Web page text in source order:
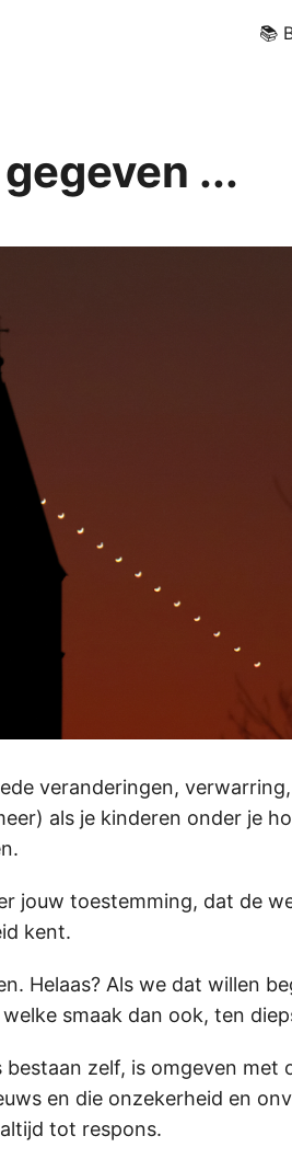
📚
...
veranderingen,
als je kinderen onder je
jouw toestemming, dat de
kent.
Helaas? Als we dat willen
smaak dan ook, ten
zelf, is omgeven met
en die onzekerheid en
tot respons.